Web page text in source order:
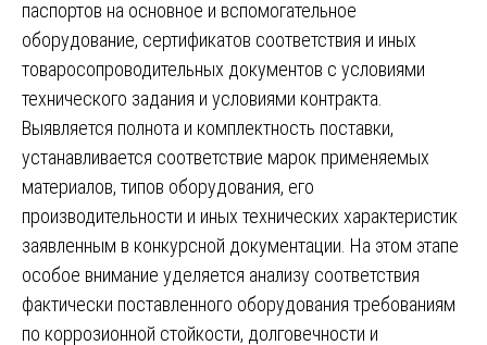
паспортов на основное и вспомогательное
оборудование, сертификатов соответствия и иных
товаросопроводительных документов с условиями
технического задания и условиями контракта.
Выявляется полнота и комплектность поставки,
устанавливается соответствие марок применяемых
материалов, типов оборудования, его
производительности и иных технических характеристик
заявленным в конкурсной документации. На этом этапе
особое внимание уделяется анализу соответствия
фактически поставленного оборудования требованиям
по коррозионной стойкости, долговечности и